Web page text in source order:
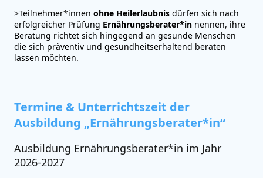
>Teilnehmer*innen ohne Heilerlaubnis dürfen sich nach
erfolgreicher Prüfung Ernährungsberater*in nennen, ihre
Beratung richtet sich hingegend an gesunde Menschen
die sich präventiv und gesundheitserhaltend beraten
lassen möchten.
Termine & Unterrichtszeit der
Ausbildung „Ernährungsberater*in“
Ausbildung Ernährungsberater*in im Jahr
2026-2027